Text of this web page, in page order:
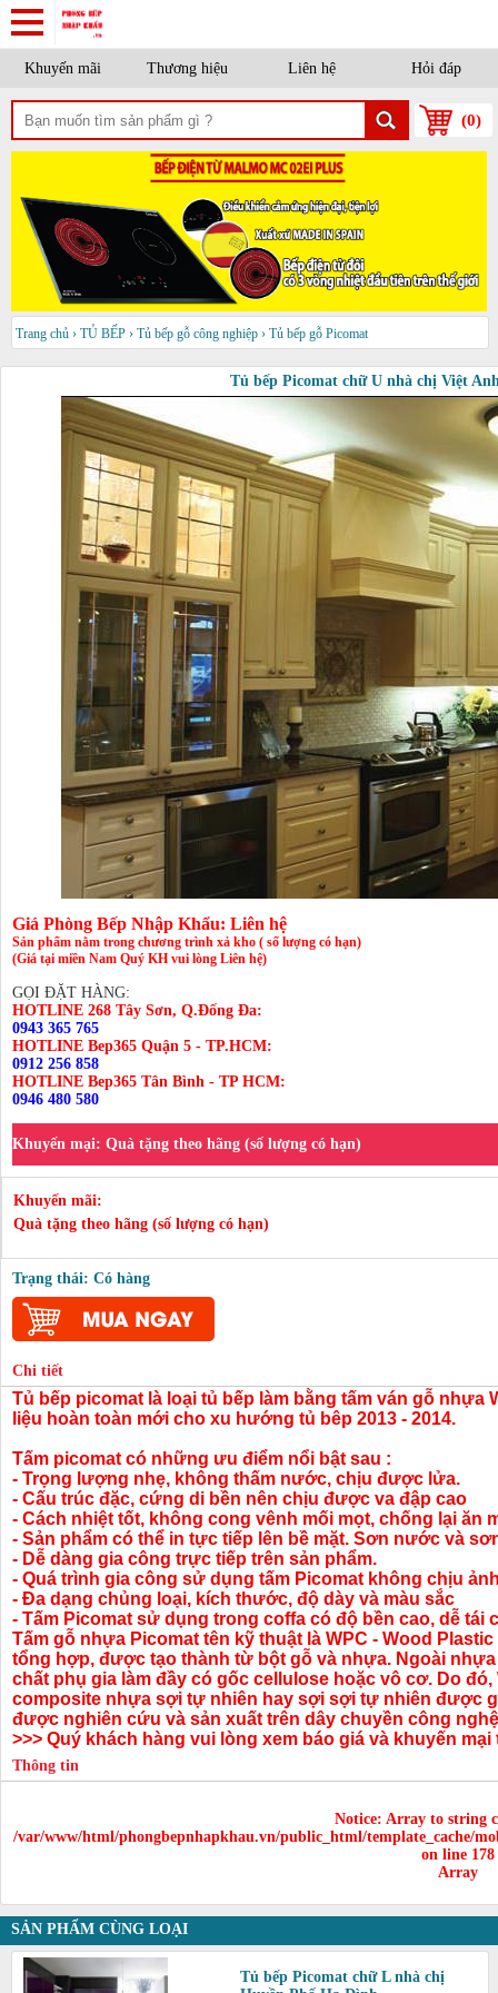
Khuyến mãi Thương hiệu Liên hệ Hỏi đáp
(0)
Trang chủ › TỦ BẾP › Tủ bếp gỗ công nghiệp › Tủ bếp gỗ Picomat
Tủ bếp Picomat chữ U nhà chị Việt
Giá Phòng Bếp Nhập Khẩu: Liên hệ
Sản phẩm nằm trong chương trình xả kho ( số lượng có hạn)
(Giá tại miền Nam Quý KH vui lòng Liên hệ)
GỌI ĐẶT HÀNG:
HOTLINE 268 Tây Sơn, Q.Đống Đa:
0943 365 765
HOTLINE Bep365 Quận 5 - TP.HCM:
0912 256 858
HOTLINE Bep365 Tân Bình - TP HCM:
0946 480 580
Khuyến mại: Quà tặng theo hãng (số lượng có hạn)
Khuyến mãi:
Quà tặng theo hãng (số lượng có hạn)
Trạng thái: Có hàng
Chi tiết
Tủ bếp picomat là loại tủ bếp làm bằng tấm ván gỗ nhựa
liệu hoàn toàn mới cho xu hướng tủ bêp 2013 - 2014.
Tấm picomat có những ưu điểm nổi bật sau :
- Trọng lượng nhẹ, không thấm nước, chịu được lửa.
- Cấu trúc đặc, cứng di bền nên chịu được va đập cao
- Cách nhiệt tốt, không cong vênh mối mọt, chống lại ăn
- Sản phẩm có thể in tực tiếp lên bề mặt. Sơn nước và
- Dễ dàng gia công trực tiếp trên sản phẩm.
- Quá trình gia công sử dụng tấm Picomat không chịu
- Đa dạng chủng loại, kích thước, độ dày và màu sắc
- Tấm Picomat sử dụng trong coffa có độ bền cao, dễ tái
Tấm gỗ nhựa Picomat tên kỹ thuật là WPC - Wood
tổng hợp, được tạo thành từ bột gỗ và nhựa. Ngoài
chất phụ gia làm đầy có gốc cellulose hoặc vô cơ. Do
composite nhựa sợi tự nhiên hay sợi sợi tự nhiên được
được nghiên cứu và sản xuất trên dây chuyền công
>>> Quý khách hàng vui lòng xem báo giá và khuyến
Thông tin
Notice: Array to string
/var/www/html/phongbepnhapkhau.vn/public_html/template_cache/
on line 178
Array
SẢN PHẨM CÙNG LOẠI
Tủ bếp Picomat chữ L nhà chị